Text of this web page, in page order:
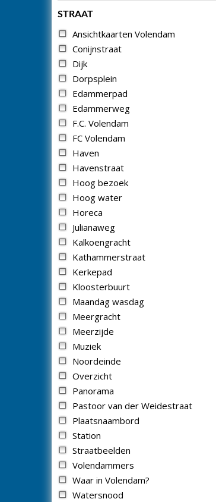
STRAAT
Ansichtkaarten Volendam
Conijnstraat
Dijk
Dorpsplein
Edammerpad
Edammerweg
F.C. Volendam
FC Volendam
Haven
Havenstraat
Hoog bezoek
Hoog water
Horeca
Julianaweg
Kalkoengracht
Kathammerstraat
Kerkepad
Kloosterbuurt
Maandag wasdag
Meergracht
Meerzijde
Muziek
Noordeinde
Overzicht
Panorama
Pastoor van der Weidestraat
Plaatsnaambord
Station
Straatbeelden
Volendammers
Waar in Volendam?
Watersnood